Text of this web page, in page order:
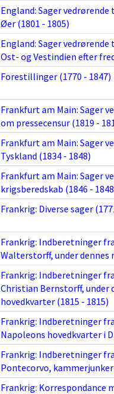
England: Sager
Øer (1801 - 1805)
England: Sager
Ost- og Vestindien efter
Forestillinger (1770 - 1847)
Frankfurt am Main: Sager
om pressecensur (1819 -
Frankfurt am Main: Sager
Tyskland (1834 - 1848)
Frankfurt am Main: Sager
krigsberedskab (1846 -
Frankrig: Diverse sager
Frankrig: Indberetninger fra
Walterstorff, under dennes
Frankrig: Indberetninger
Christian Bernstorff, under
hovedkvarter (1815 - 1815)
Frankrig: Indberetninger
Napoleons hovedkvarter i
Frankrig: Indberetninger
Pontecorvo, kammerjunker
Frankrig: Korrespondance